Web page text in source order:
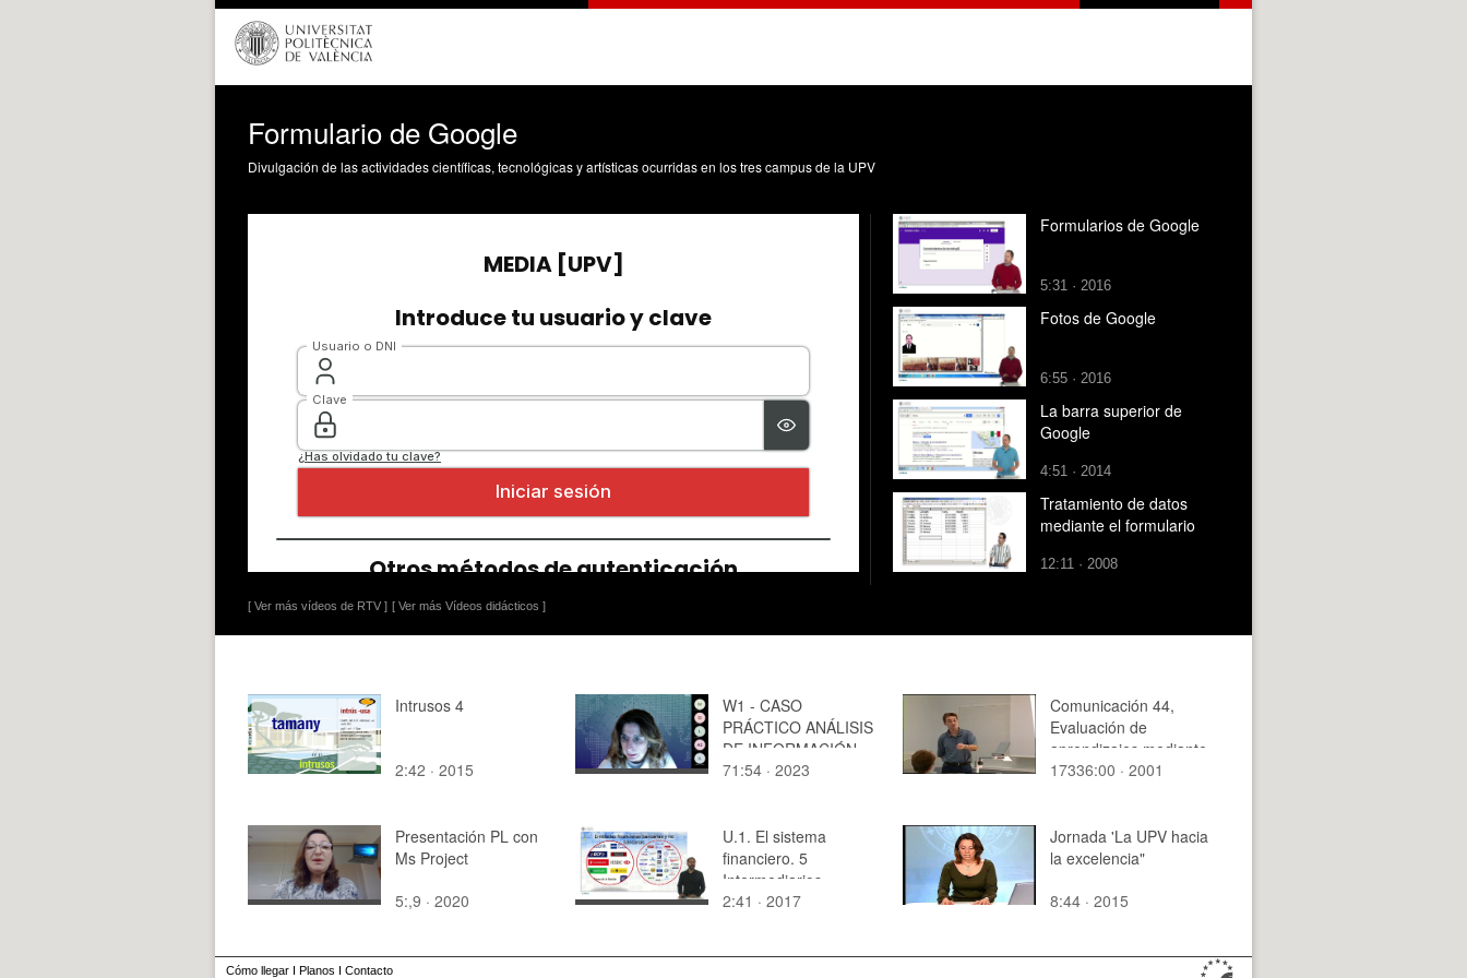
Formulario de Google
Divulgación de las actividades científicas, tecnológicas y artísticas ocurridas en los tres campus de la UPV
[ Ver más vídeos de RTV ] [ Ver más Vídeos didácticos ]
Formularios de Google
5:31 · 2016
Fotos de Google
6:55 · 2016
La barra superior de
Google
4:51 · 2014
Tratamiento de datos
mediante el formulario
12:11 · 2008
Intrusos 4
2:42 · 2015
W1 - CASO
PRÁCTICO ANÁLISIS
DE INFORMACIÓN
CON TRADEMAP
71:54 · 2023
Comunicación 44,
Evaluación de
aprendizajes mediante
controles periódicos
17336:00 · 2001
Presentación PL con
Ms Project
5:,9 · 2020
U.1. El sistema
financiero. 5
Intermediarios
financieros. 5.2.
2:41 · 2017
Jornada 'La UPV hacia
la excelencia"
8:44 · 2015
Cómo llegar I Planos I Contacto